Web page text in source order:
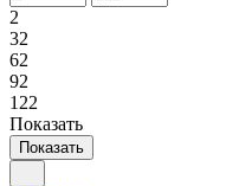
2
32
62
92
122
Показать
Показать